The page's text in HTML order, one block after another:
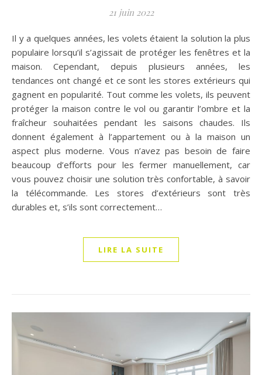
21 juin 2022
Il y a quelques années, les volets étaient la solution la plus
populaire lorsqu’il s’agissait de protéger les fenêtres et la
maison. Cependant, depuis plusieurs années, les
tendances ont changé et ce sont les stores extérieurs qui
gagnent en popularité. Tout comme les volets, ils peuvent
protéger la maison contre le vol ou garantir l’ombre et la
fraîcheur souhaitées pendant les saisons chaudes. Ils
donnent également à l’appartement ou à la maison un
aspect plus moderne. Vous n’avez pas besoin de faire
beaucoup d’efforts pour les fermer manuellement, car
vous pouvez choisir une solution très confortable, à savoir
la télécommande. Les stores d’extérieurs sont très
durables et, s’ils sont correctement…
LIRE LA SUITE